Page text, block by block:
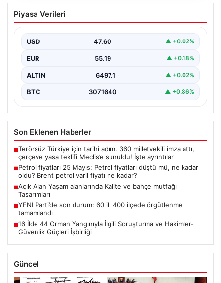
Petrol fiyatları 25 Mayıs: Petrol fiyatları
düştü mü, ne kadar oldu? Brent petrol
Piyasa Verileri
USD 47.60 ▲ +0.02%
EUR 55.19 ▲ +0.18%
ALTIN 6497.1 ▲ +0.02%
BTC 3071640 ▲ +0.86%
Son Eklenen Haberler
■Terörsüz Türkiye için tarihi adım. 360 milletvekili imza attı,
çerçeve yasa teklifi Meclis’e sunuldu! İşte ayrıntılar
■Petrol fiyatları 25 Mayıs: Petrol fiyatları düştü mü, ne kadar
oldu? Brent petrol varil fiyatı ne kadar?
■Açık Alan Yaşam alanlarında Kalite ve bahçe mutfağı
Tasarımları
■YENİ Parti’de son durum: 60 il, 400 ilçede örgütlenme
tamamlandı
■16 İlde 44 Orman Yangınıyla İlgili Soruşturma ve Hakimler-
Güvenlik Güçleri İşbirliği
Güncel